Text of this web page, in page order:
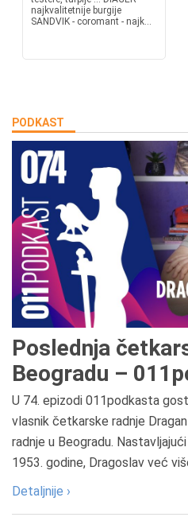
najkvalitetnije burgije
SANDVIK - coromant - najk...
PODKAST
Poslednja
Beogradu –
U 74. epizodi 011podkasta
vlasnik četkarske radnje
radnje u Beogradu.
1953. godine, Dragoslav već
Detaljnije ›